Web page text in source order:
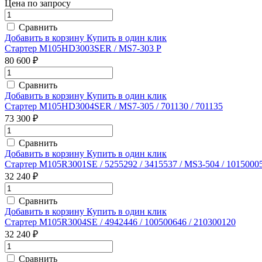
Цена по запросу
Сравнить
Добавить в корзину Купить в один клик
Стартер M105HD3003SER / MS7-303 P
80 600 ₽
Сравнить
Добавить в корзину Купить в один клик
Стартер M105HD3004SER / MS7-305 / 701130 / 701135
73 300 ₽
Сравнить
Добавить в корзину Купить в один клик
Стартер M105R3001SE / 5255292 / 3415537 / MS3-504 /
32 240 ₽
Сравнить
Добавить в корзину Купить в один клик
Стартер M105R3004SE / 4942446 / 100500646 / 210300120
32 240 ₽
Сравнить